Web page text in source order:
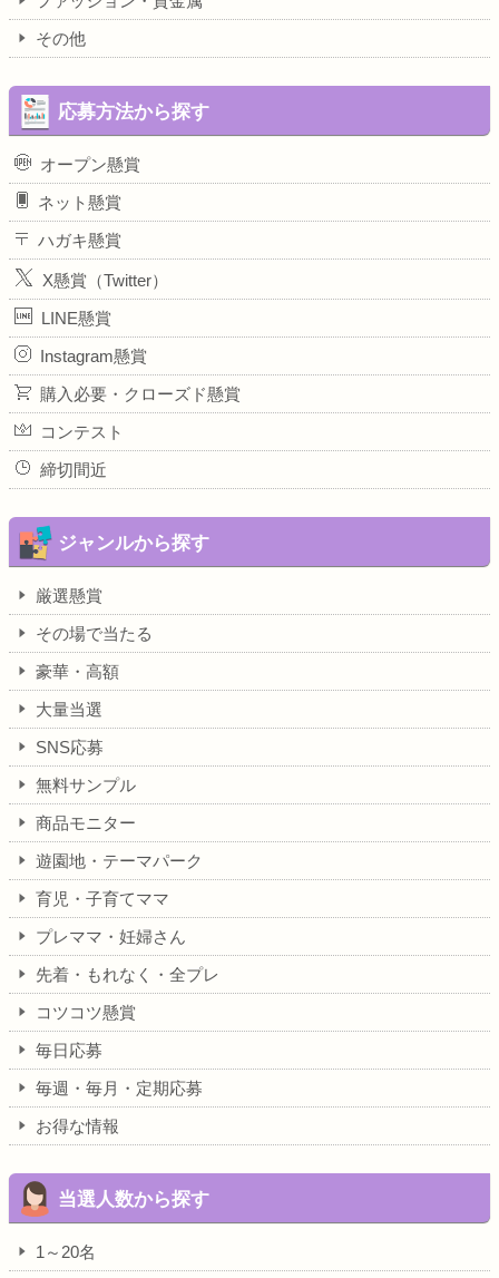
その他
応募方法から探す
オープン懸賞
ネット懸賞
ハガキ懸賞
X懸賞（Twitter）
LINE懸賞
Instagram懸賞
購入必要・クローズド懸賞
コンテスト
締切間近
ジャンルから探す
厳選懸賞
その場で当たる
豪華・高額
大量当選
SNS応募
無料サンプル
商品モニター
遊園地・テーマパーク
育児・子育てママ
プレママ・妊婦さん
先着・もれなく・全プレ
コツコツ懸賞
毎日応募
毎週・毎月・定期応募
お得な情報
当選人数から探す
1～20名